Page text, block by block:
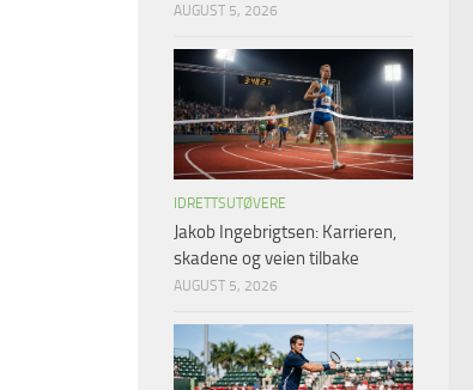
AUGUST 5, 2026
IDRETTSUTØVERE
Jakob Ingebrigtsen: Karrieren,
skadene og veien tilbake
AUGUST 5, 2026